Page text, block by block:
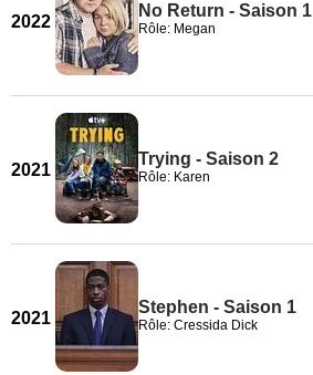
2022
No Return - Saison 1
Rôle: Megan
2021
Trying - Saison 2
Rôle: Karen
2021
Stephen - Saison 1
Rôle: Cressida Dick